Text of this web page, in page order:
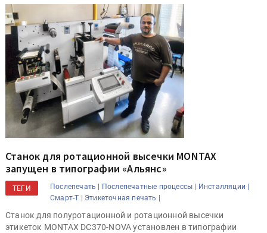
Станок для ротационной высечки MONTAX
запущен в типографии «Альянс»
ТЕГИ Послепечать | Послепечатные процессы | Инсталляции |
Смарт-Т | Этикеточная печать |
Станок для полуротационной и ротационной высечки
этикеток MONTAX DC370-NOVA установлен в типографии